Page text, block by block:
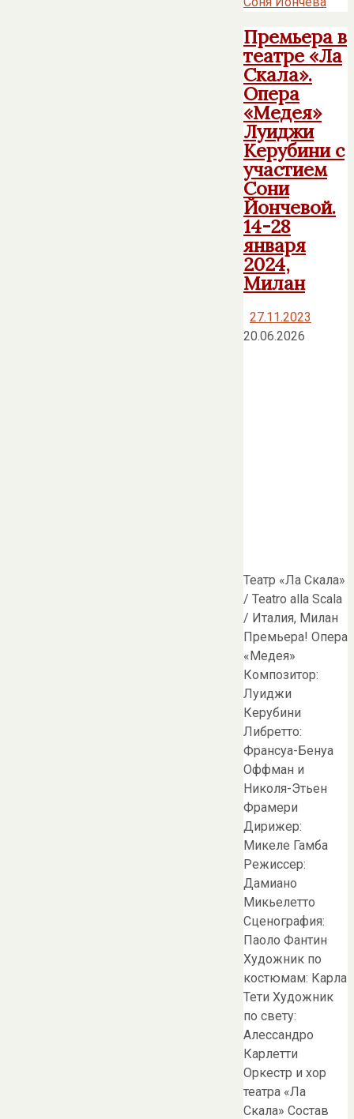
Премьера в
театре «Ла
Скала».
Опера
«Медея»
Луиджи
Керубини с
участием
Сони
Йончевой.
14-28
января
2024,
Милан
27.11.2023
20.06.2026
Театр «Ла Скала»
/ Teatro alla Scala
/ Италия, Милан
Премьера! Опера
«Медея»
Композитор:
Луиджи
Керубини
Либретто:
Франсуа-Бенуа
Оффман и
Николя-Этьен
Фрамери
Дирижер:
Микеле Гамба
Режиссер:
Дамиано
Микьелетто
Сценография:
Паоло Фантин
Художник по
костюмам: Карла
Тети Художник
по свету:
Алессандро
Карлетти
Оркестр и хор
театра «Ла
Скала» Состав